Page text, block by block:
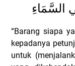
السَّمَاءِ
“Barang siapa
kepadanya
untuk